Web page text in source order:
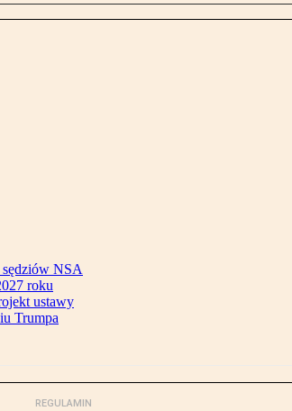
NSA
roku
ustawy
Trumpa
REGULAMIN